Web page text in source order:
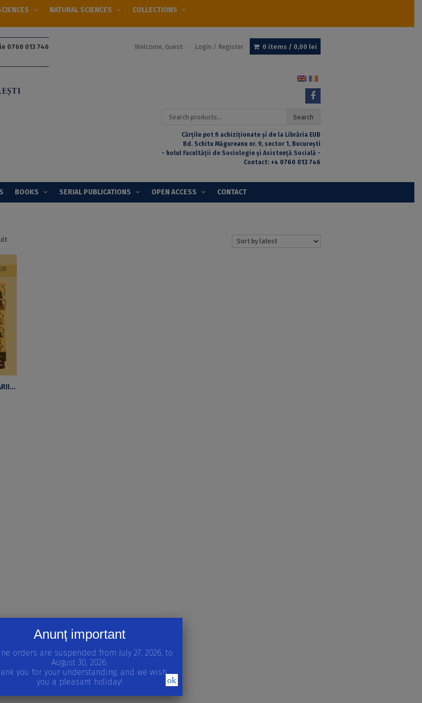
NATURAL SCIENCES COLLECTIONS
0760 013 746
Welcome, Guest Login / Register 0 items / 0,00 lei
Search
Search
Cărțile pot fi achiziționate și de la Librăria EUB
Bd. Schitu Măgureanu nr. 9, sector 1, București
- holul Facultății de Sociologie și Asistență Socială -
Contact: +4 0760 013 746
BOOKS SERIAL PUBLICATIONS OPEN ACCESS CONTACT
TEOLOGIA COMUNICĂRII ȘI A COMUNIUNII ÎN PERSPECTIVĂ ORTODOXĂ
Anunț important
orders are suspended from July 27, 2026, to
August 30, 2026.
you for your understanding, and we wish
you a pleasant holiday!
ok